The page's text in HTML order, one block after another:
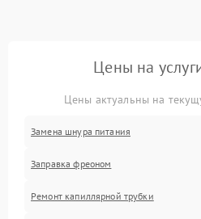
Цены на
Цены актуальны на
Замена шнура питания
Заправка фреоном
Ремонт капиллярной трубки